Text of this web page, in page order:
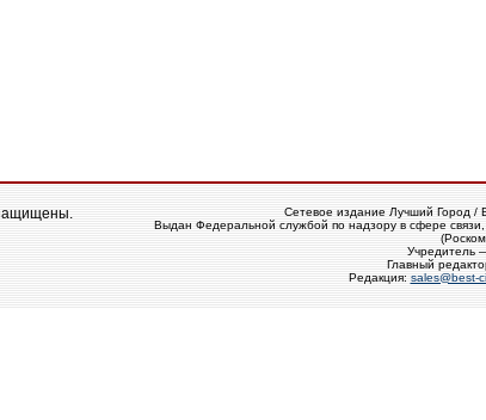
Сетевое издание Лучший Город /
Выдан Федеральной службой по надзору в сфере
Главный
Редакция: sales@best-